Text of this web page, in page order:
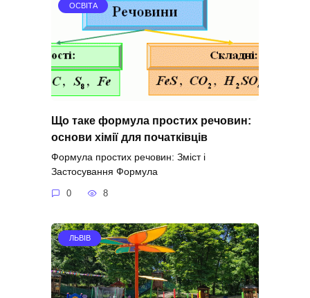
ОСВІТА
Що таке формула простих речовин:
основи хімії для початківців
Формула простих речовин: Зміст і
Застосування Формула
0 8
ЛЬВІВ